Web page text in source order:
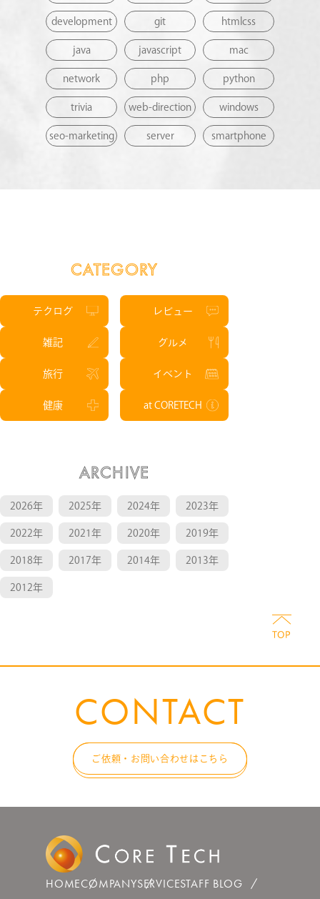
development git htmlcss
java javascript mac
network php python
trivia web-direction windows
seo-marketing server smartphone
CATEGORY
テクログ レビュー
雑記 グルメ
旅行 イベント
健康 at CORETECH
ARCHIVE
2026年 2025年 2024年 2023年
2022年 2021年 2020年 2019年
2018年 2017年 2014年 2013年
2012年
CONTACT
ご依頼・お問い合わせはこちら
HOMECOMPANYSERVICESTAFF BLOG